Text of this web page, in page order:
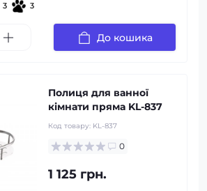
3 3
До кошика
Полиця для ванної
кімнати пряма KL-837
Код товару: KL-837
0
1 125 грн.